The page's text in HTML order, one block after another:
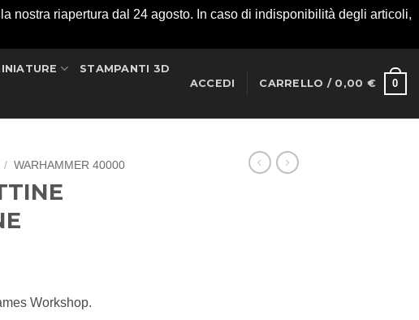
nostra riapertura dal 24 agosto. In caso di indisponibilità degli articoli,
STAMPANTI 3D
ACCEDI CARRELLO / 0,00 € 0
/ WARHAMMER 40000
Workshop.